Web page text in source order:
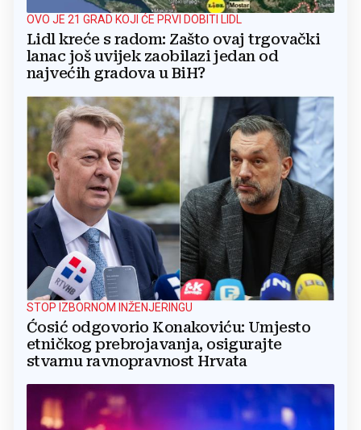
OVO JE 21 GRAD KOJI ĆE PRVI DOBITI LIDL
Lidl kreće s radom: Zašto ovaj trgovački
lanac još uvijek zaobilazi jedan od
najvećih gradova u BiH?
STOP IZBORNOM INŽENJERINGU
Ćosić odgovorio Konakoviću: Umjesto
etničkog prebrojavanja, osigurajte
stvarnu ravnopravnost Hrvata